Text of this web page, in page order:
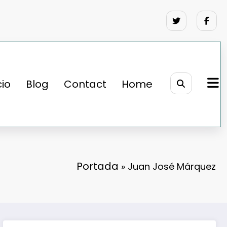
Blog Contact Home
Portada » Juan José Márquez